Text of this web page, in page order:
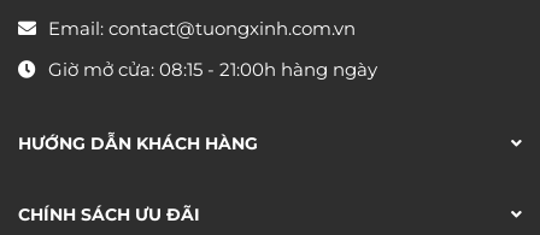
Email: contact@tuongxinh.com.vn
Giờ mở cửa: 08:15 - 21:00h hàng ngày
HƯỚNG DẪN KHÁCH HÀNG
CHÍNH SÁCH ƯU ĐÃI